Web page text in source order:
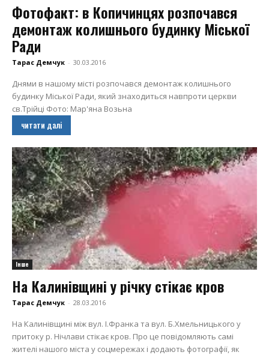
Фотофакт: в Копичинцях розпочався
демонтаж колишнього будинку Міської
Ради
Тарас Демчук - 30.03.2016
Днями в нашому місті розпочався демонтаж колишнього
будинку Міської Ради, який знаходиться навпроти церкви
св.Трійці Фото: Мар'яна Возьна
читати далі
Інше
На Калинівщині у річку стікає кров
Тарас Демчук - 28.03.2016
На Калинівщині між вул. І.Франка та вул. Б.Хмельницького у
притоку р. Нічлави стікає кров. Про це повідомляють самі
жителі нашого міста у соцмережах і додають фотографії, як